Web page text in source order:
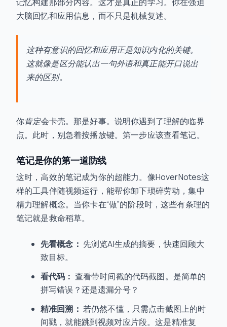
大脑回忆和应用信息，而不只是机械复述。
这种有意识的回忆和应用正是知识内化的关键。
这就像是区分能认出一句外语和真正能开口说出
来的区别。
你肯定会卡壳。那是好事。说明你遇到了理解的临界
点。此时，别急着按播放键。第一步应该查看笔记。
笔记是你的第一道防线
这时，高效的笔记成为你的超能力。像HoverNotes这
样的工具伴随视频运行，能帮你卸下琐碎劳动，集中
精力理解概念。当你卡在“做”的阶段时，这些有条理的
笔记就是救命稻草。
先看概念： 先浏览AI生成的摘要，快速回顾大
致目标。
看代码： 查看带时间戳的代码截图。是简单的
拼写错误？还是遗漏分号？
精准回溯： 若仍然不懂，只需点击截图上的时
间戳，就能跳到视频对应片段。这是精准复